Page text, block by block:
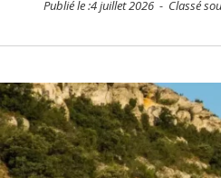
Publié le :4 juillet 2026 - Classé